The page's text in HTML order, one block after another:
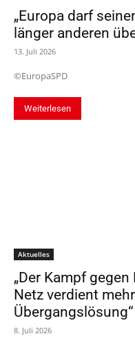
„Europa darf
länger anderen
13. Juli 2026
©EuropaSPD
Weiterlesen
Aktuelles
„Der Kampf
Netz verdient
Übergangslösung“
8. Juli 2026